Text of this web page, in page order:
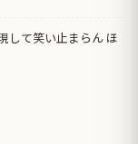
して笑い止まらん ほ